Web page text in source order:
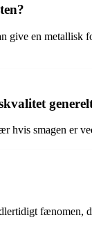
en metallisk
smagen er